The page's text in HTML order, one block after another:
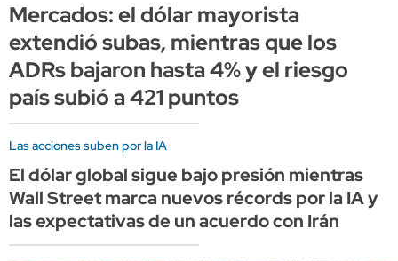
Mercados: el dólar mayorista
extendió subas, mientras que los
ADRs bajaron hasta 4% y el riesgo
país subió a 421 puntos
Las acciones suben por la IA
El dólar global sigue bajo presión mientras
Wall Street marca nuevos récords por la IA y
las expectativas de un acuerdo con Irán